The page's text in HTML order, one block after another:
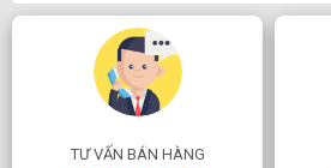
TƯ VẤN BÁN HÀNG